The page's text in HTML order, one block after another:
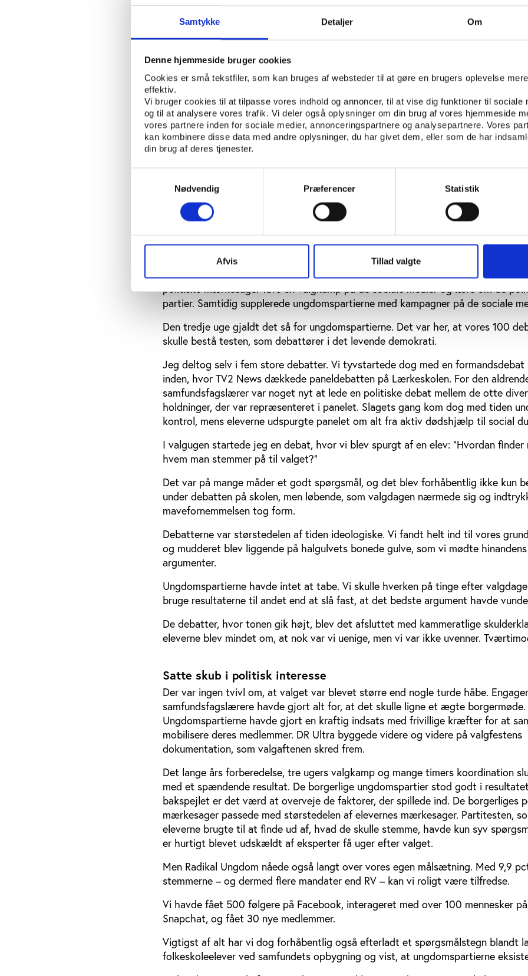
Samtykke Detaljer Om
Denne hjemmeside bruger cookies
Cookies er små tekstfiler, som kan bruges af websteder til at gøre en brugers oplevelse mere
effektiv.
Vi bruger cookies til at tilpasse vores indhold og annoncer, til at vise dig funktioner til sociale
og til at analysere vores trafik. Vi deler også oplysninger om din brug af vores hjemmeside
vores partnere inden for sociale medier, annonceringspartnere og analysepartnere. Vores
kan kombinere disse data med andre oplysninger, du har givet dem, eller som de har
din brug af deres tjenester.
Nødvendig
Præferencer Statistik
Afvis Tillad valgte
Vi ville dække godt 250 debatter. Der blev hængt et Danmarkskort op på vores
sekretariat, der stille og roligt blev fyldt ud med navne, som vores medlemmer
Det lykkedes vores lille forening at samle 100 debattører ud af vores 700
De politiske ordførere i vores forening udviklede argumentationspapirer på de
mærkesager. Der blev afholdt debattræning i vores lokalforeninger, folk fløj fra
til Aalborg for at træne de nye debattører. 40 unge mennesker tilbragte en hel
sammen for at fjerne frygten før debatterne, for at finde den gode indledning
forme det sidste punktum, når debatten skulle rundes af.
Valget udskrives
Søndag d. 11. januar poppede Helle Thorning Schmidt så frem på Facebook med
besked: Der blev udskrevet valg. Skolevalg.
Det var blevet udskrevet en dag for tidligt i forhold til, hvad vi var orienteret om i
ungdomspartierne, og de forberedte kampagner blev lagt ud i panik. Vi ville gøre
at understøtte det kick, det giver de politisk interesserede, når et valg
rykke stemmer. Vi ville skabe engagement hos de, der normalt ikke gør sig i
De to første uger var dedikeret til elevernes egne kampagner. Her skulle de ud
politiske mærkesager føre en valgkamp på de sociale medier og lære om de
partier. Samtidig supplerede ungdomspartierne med kampagner på de sociale
Den tredje uge gjaldt det så for ungdomspartierne. Det var her, at vores 100
skulle bestå testen, som debattører i det levende demokrati.
Jeg deltog selv i fem store debatter. Vi tyvstartede dog med en formandsdebat
inden, hvor TV2 News dækkede paneldebatten på Lærkeskolen. For den
samfundsfagslærer var noget nyt at lede en politiske debat mellem de otte
holdninger, der var repræsenteret i panelet. Slagets gang kom dog med tiden
kontrol, mens eleverne udspurgte panelet om alt fra aktiv dødshjælp til social
I valgugen startede jeg en debat, hvor vi blev spurgt af en elev: ”Hvordan finder
hvem man stemmer på til valget?”
Det var på mange måder et godt spørgsmål, og det blev forhåbentlig ikke kun
under debatten på skolen, men løbende, som valgdagen nærmede sig og
mavefornemmelsen tog form.
Debatterne var størstedelen af tiden ideologiske. Vi fandt helt ind til vores
og mudderet blev liggende på halgulvets bonede gulve, som vi mødte hinandens
argumenter.
Ungdomspartierne havde intet at tabe. Vi skulle hverken på tinge efter
bruge resultaterne til andet end at slå fast, at det bedste argument havde
De debatter, hvor tonen gik højt, blev det afsluttet med kammeratlige
eleverne blev mindet om, at nok var vi uenige, men vi var ikke uvenner.
Satte skub i politisk interesse
Der var ingen tvivl om, at valget var blevet større end nogle turde håbe.
samfundsfagslærere havde gjort alt for, at det skulle ligne et ægte borgermøde.
Ungdomspartierne havde gjort en kraftig indsats med frivillige kræfter for at
mobilisere deres medlemmer. DR Ultra byggede videre og videre på valgfestens
dokumentation, som valgaftenen skred frem.
Det lange års forberedelse, tre ugers valgkamp og mange timers koordination
med et spændende resultat. De borgerlige ungdomspartier stod godt i
bakspejlet er det værd at overveje de faktorer, der spillede ind. De borgerliges
mærkesager passede med størstedelen af elevernes mærkesager. Partitesten,
eleverne brugte til at finde ud af, hvad de skulle stemme, havde kun syv
er hurtigt blevet udskældt af eksperter få uger efter valget.
Men Radikal Ungdom nåede også langt over vores egen målsætning. Med 9,9
stemmerne – og dermed flere mandater end RV – kan vi roligt være tilfredse.
Vi havde fået 500 følgere på Facebook, interageret med over 100 mennesker på
Snapchat, og fået 30 nye medlemmer.
Vigtigst af alt har vi dog forhåbentlig også efterladt et spørgsmålstegn blandt
folkeskoleelever ved samfundets opbygning og vist, at ungdomspartierne